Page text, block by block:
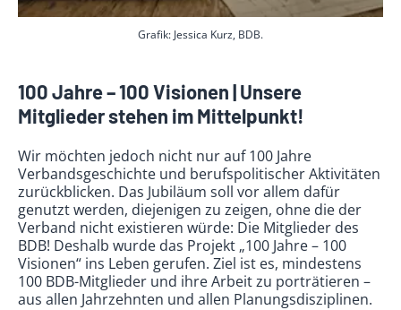
Grafik: Jessica Kurz, BDB.
100 Jahre – 100 Visionen | Unsere
Mitglieder stehen im Mittelpunkt!
Wir möchten jedoch nicht nur auf 100 Jahre
Verbandsgeschichte und berufspolitischer Aktivitäten
zurückblicken. Das Jubiläum soll vor allem dafür
genutzt werden, diejenigen zu zeigen, ohne die der
Verband nicht existieren würde: Die Mitglieder des
BDB! Deshalb wurde das Projekt „100 Jahre – 100
Visionen“ ins Leben gerufen. Ziel ist es, mindestens
100 BDB-Mitglieder und ihre Arbeit zu porträtieren –
aus allen Jahrzehnten und allen Planungsdisziplinen.